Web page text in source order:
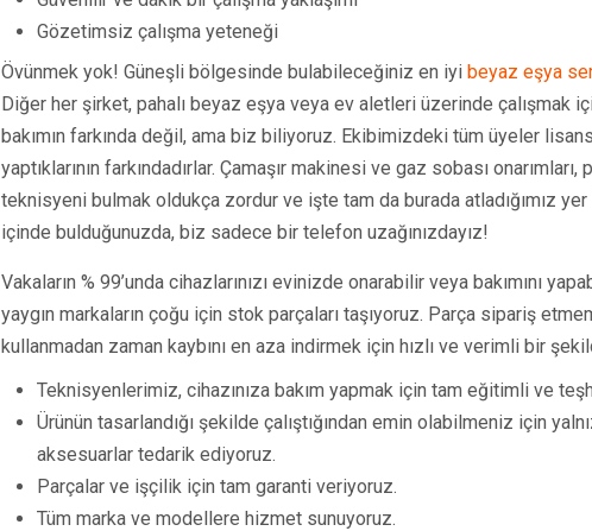
Gözetimsiz çalışma yeteneği
Övünmek yok! Güneşli bölgesinde bulabileceğiniz en iyi beyaz eşya
Diğer her şirket, pahalı beyaz eşya veya ev aletleri üzerinde çalışmak
bakımın farkında değil, ama biz biliyoruz. Ekibimizdeki tüm üyeler
yaptıklarının farkındadırlar. Çamaşır makinesi ve gaz sobası onarımları,
teknisyeni bulmak oldukça zordur ve işte tam da burada atladığımız
içinde bulduğunuzda, biz sadece bir telefon uzağınızdayız!
Vakaların % 99’unda cihazlarınızı evinizde onarabilir veya bakımını
yaygın markaların çoğu için stok parçaları taşıyoruz. Parça sipariş
kullanmadan zaman kaybını en aza indirmek için hızlı ve verimli bir
Teknisyenlerimiz, cihazınıza bakım yapmak için tam eğitimli ve
Ürünün tasarlandığı şekilde çalıştığından emin olabilmeniz için
aksesuarlar tedarik ediyoruz.
Parçalar ve işçilik için tam garanti veriyoruz.
Tüm marka ve modellere hizmet sunuyoruz.